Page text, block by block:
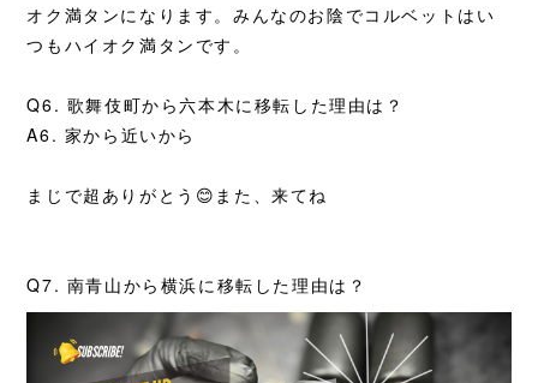
オク満タンになります。みんなのお陰でコルベットはい
つもハイオク満タンです。
Q6. 歌舞伎町から六本木に移転した理由は？
A6. 家から近いから
まじで超ありがとう😊また、来てね
Q7. 南青山から横浜に移転した理由は？